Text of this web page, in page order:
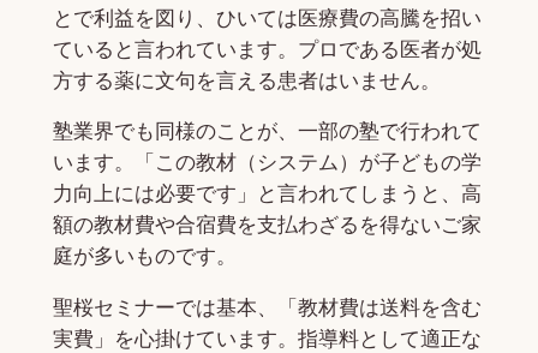
とで利益を図り、ひいては医療費の高騰を招い
ていると言われています。プロである医者が処
方する薬に文句を言える患者はいません。
塾業界でも同様のことが、一部の塾で行われて
います。「この教材（システム）が子どもの学
力向上には必要です」と言われてしまうと、高
額の教材費や合宿費を支払わざるを得ないご家
庭が多いものです。
聖桜セミナーでは基本、「教材費は送料を含む
実費」を心掛けています。指導料として適正な